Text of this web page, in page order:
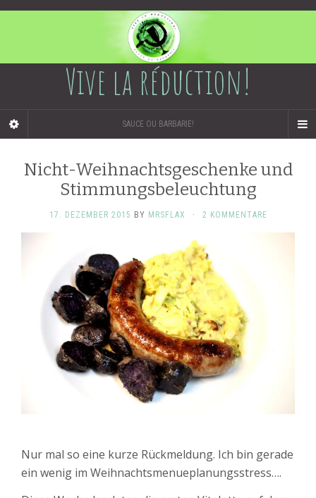
Vive la réduction!
SAUCE OU BARBARIE!
Nicht-Weihnachtsgeschenke und
Stimmungsbeleuchtung
17. DEZEMBER 2015 BY MRSFLAX · 2 KOMMENTARE
Nur mal so eine kurze Rückmeldung. Ich bin gerade
ein wenig im Weihnachtsmenueplanungsstress….